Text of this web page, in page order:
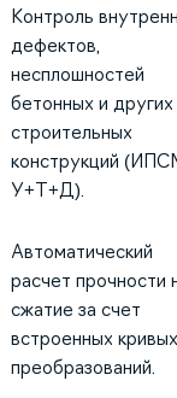
Контроль
дефектов,
несплошностей
бетонных и других
строительных
конструкций
У+Т+Д).
Автоматический
расчет прочности
сжатие за счет
встроенных кривых
преобразований.